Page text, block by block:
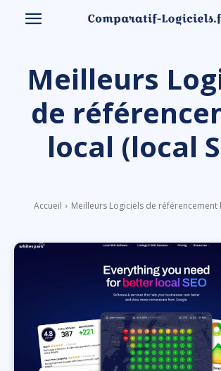
Meilleurs
de
local (local
Accueil Meilleurs Logiciels de référencement